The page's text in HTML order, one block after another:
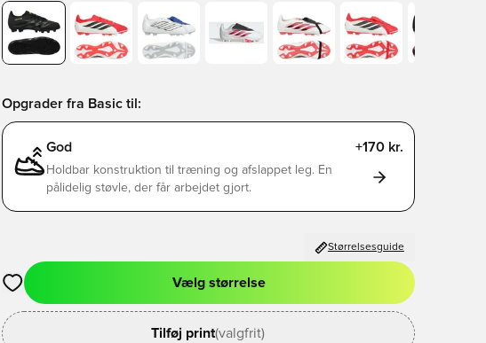
Opgrader fra Basic til:
God +170 kr.
Holdbar konstruktion til træning og afslappet leg. En
pålidelig støvle, der får arbejdet gjort.
Størrelsesguide
Åbner en Modal til at logge ind eller tilmelde dig som medlem
Vælg størrelse
Tilføj print(valgfrit)